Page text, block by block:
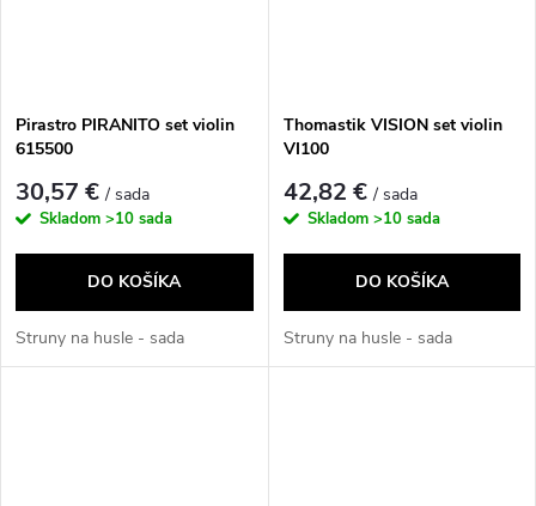
Pirastro PIRANITO set violin
615500
30,57 €/ sada
Skladom >10 sada
DO KOŠÍKA
Struny na husle - sada
Thomastik VISION set violin
VI100
42,82 €/ sada
Skladom >10 sada
DO KOŠÍKA
Struny na husle - sada